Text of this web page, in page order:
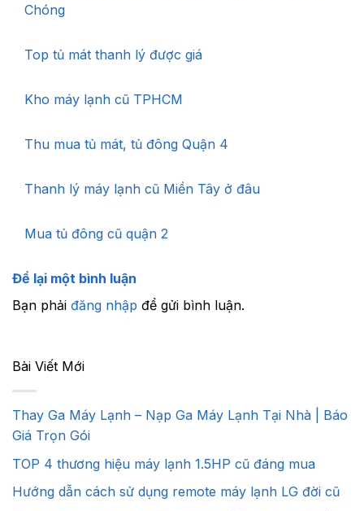
Chóng
Top tủ mát thanh lý được giá
Kho máy lạnh cũ TPHCM
Thu mua tủ mát, tủ đông Quận 4
Thanh lý máy lạnh cũ Miền Tây ở đâu
Mua tủ đông cũ quận 2
Để lại một bình luận
Bạn phải đăng nhập để gửi bình luận.
Bài Viết Mới
Thay Ga Máy Lạnh – Nạp Ga Máy Lạnh Tại Nhà | Báo
Giá Trọn Gói
TOP 4 thương hiệu máy lạnh 1.5HP cũ đáng mua
Hướng dẫn cách sử dụng remote máy lạnh LG đời cũ